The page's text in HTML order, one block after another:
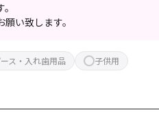
願い致します。
ス・入れ歯用品 子供用